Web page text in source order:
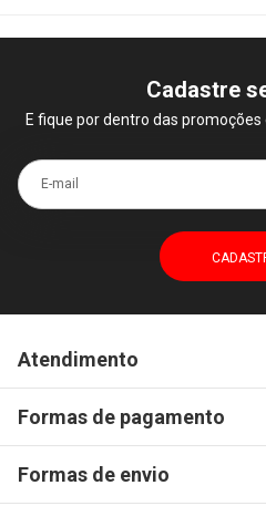
Cadastre
E fique por dentro das
E-mail
Atendimento
Formas de pagamento
Formas de envio